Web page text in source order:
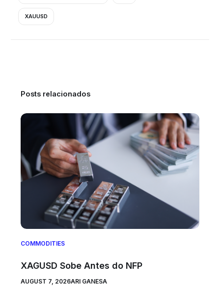
XAUUSD
Posts relacionados
COMMODITIES
XAGUSD Sobe Antes do NFP
AUGUST 7, 2026ARI GANESA